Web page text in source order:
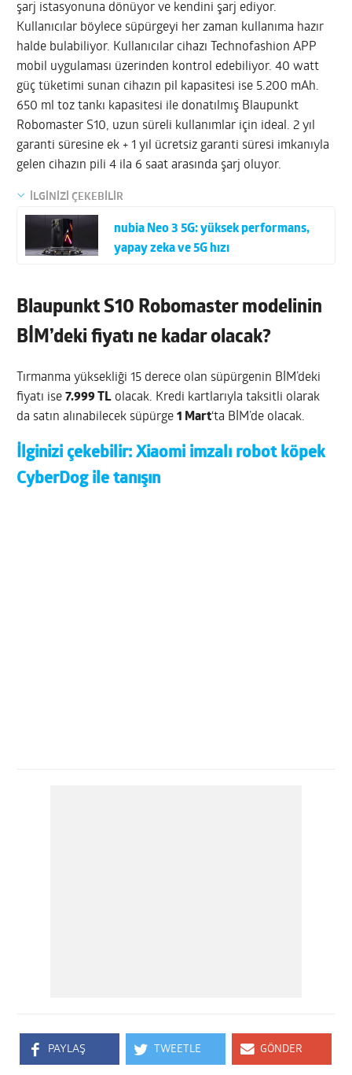
şarj istasyonuna dönüyor ve kendini şarj ediyor.
Kullanıcılar böylece süpürgeyi her zaman kullanıma hazır
halde bulabiliyor. Kullanıcılar cihazı Technofashion APP
mobil uygulaması üzerinden kontrol edebiliyor. 40 watt
güç tüketimi sunan cihazın pil kapasitesi ise 5.200 mAh.
650 ml toz tankı kapasitesi ile donatılmış Blaupunkt
Robomaster S10, uzun süreli kullanımlar için ideal. 2 yıl
garanti süresine ek + 1 yıl ücretsiz garanti süresi imkanıyla
gelen cihazın pili 4 ila 6 saat arasında şarj oluyor.
İLGİNİZİ ÇEKEBİLİR
nubia Neo 3 5G: yüksek performans,
yapay zeka ve 5G hızı
Blaupunkt S10 Robomaster modelinin
BİM’deki fiyatı ne kadar olacak?
Tırmanma yüksekliği 15 derece olan süpürgenin BİM’deki
fiyatı ise7.999 TL olacak. Kredi kartlarıyla taksitli olarak
da satın alınabilecek süpürge1 Mart‘ta BİM’de olacak.
İlginizi çekebilir:Xiaomi imzalı robot köpek
CyberDog ile tanışın
PAYLAŞ TWEETLE GÖNDER